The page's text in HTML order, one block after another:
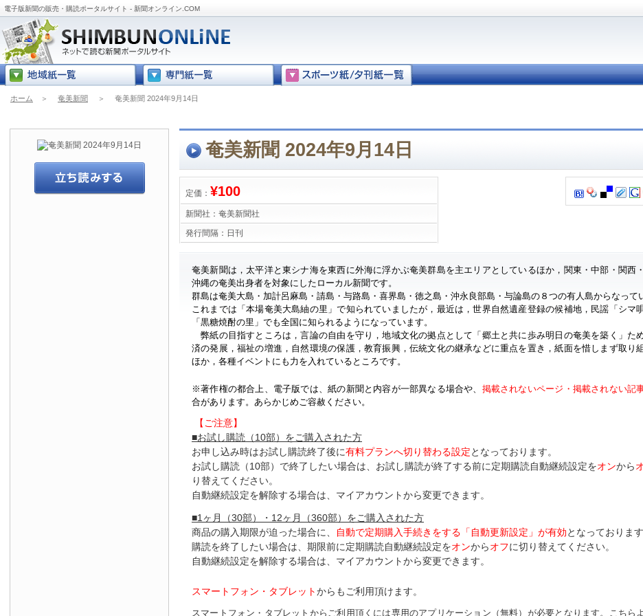
電子版新聞の販売・購読ポータルサイト - 新聞オンライン.COM
ホーム ＞ 奄美新聞 ＞ 奄美新聞 2024年9月14日
奄美新聞 2024年9月14日
定価： ¥100
新聞社： 奄美新聞社
発行間隔： 日刊
奄美新聞は，太平洋と東シナ海を東西に外海に浮かぶ奄美群島を主エリアとしているほか，関東・中部・関西
沖縄の奄美出身者を対象にしたローカル新聞です。
群島は奄美大島・加計呂麻島・請島・与路島・喜界島・徳之島・沖永良部島・与論島の８つの有人島からなって
これまでは「本場奄美大島紬の里」で知られていましたが，最近は，世界自然遺産登録の候補地，民謡「シマ
「黒糖焼酎の里」でも全国に知られるようになっています。
弊紙の目指すところは，言論の自由を守り，地域文化の拠点として「郷土と共に歩み明日の奄美を築く」た
済の発展，福祉の増進，自然環境の保護，教育振興，伝統文化の継承などに重点を置き，紙面を惜しまず取り
ほか，各種イベントにも力を入れているところです。
※著作権の都合上、 電子版では、紙の新聞と内容が一部異なる場合や、 掲載されないページ・掲載されない記
合があります。あらかじめご容赦ください。
【ご注意】
■お試し購読（10部）をご購入された方
お申し込み時はお試し購読終了後に有料プランへ切り替わる設定となっております。
お試し購読（10部）で終了したい場合は、お試し購読が終了する前に定期購読自動継続設定をオンから
り替えてください。
自動継続設定を解除する場合は、マイアカウントから変更できます。
■1ヶ月（30部）・12ヶ月（360部）をご購入された方
商品の購入期限が迫った場合に、
自動で定期購入手続きをする「自動更新設定」が有効となっております
購読を終了したい場合は、期限前に定期購読自動継続設定をオンからオフに切り替えてください。
自動継続設定を解除する場合は、マイアカウントから変更できます。
スマートフォン・タブレットからもご利用頂けます。
スマートフォン・タブレットからご利用頂くには専用のアプリケーション（無料）が必要となります。 こちら